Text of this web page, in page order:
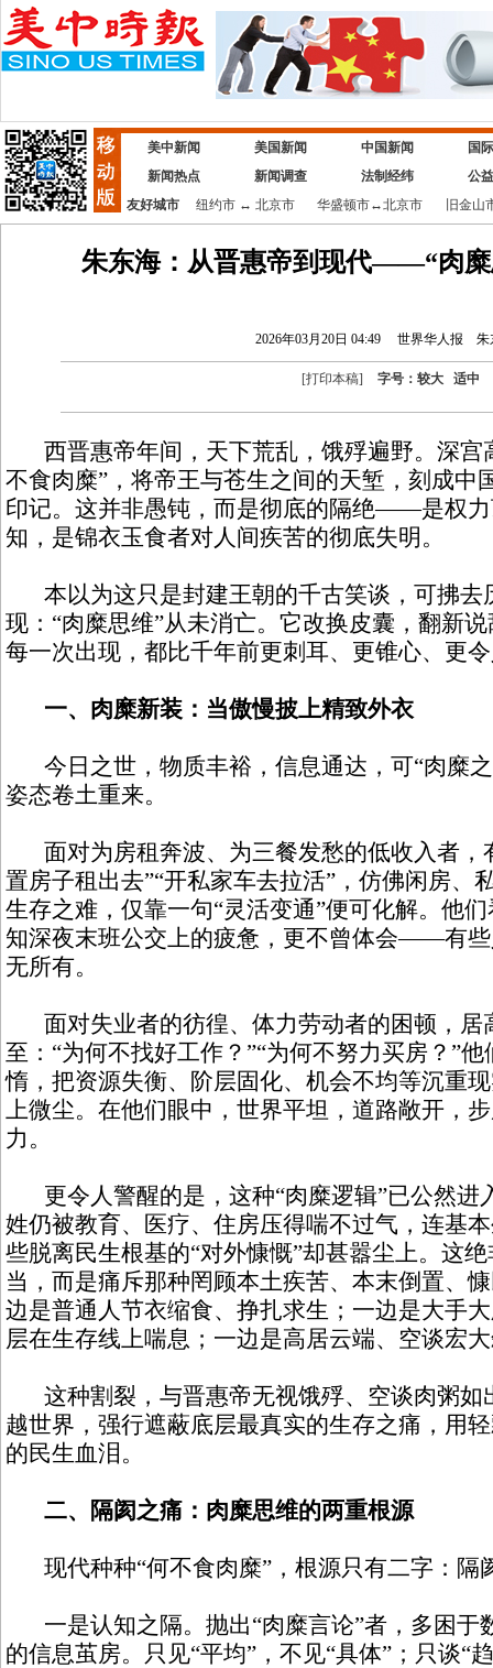
美中新闻 美国新闻 中国新闻
国
新闻热点
新闻调查 法制经纬
公
友好城市
纽约市↔ 北京市 华盛顿市↔北京市 旧金山
朱东海：从晋惠帝到现代——“肉糜
2026年03月20日 04:49 世界华人报 朱
[打印本稿] 字号： 较大 适中
西晋惠帝年间，天下荒乱，饿殍遍野。深宫
不食肉糜”，将帝王与苍生之间的天堑，刻成中
印记。这并非愚钝，而是彻底的隔绝——是权
知，是锦衣玉食者对人间疾苦的彻底失明。
本以为这只是封建王朝的千古笑谈，可拂去
现：“肉糜思维”从未消亡。它改换皮囊，翻新
每一次出现，都比千年前更刺耳、更锥心、更
一、肉糜新装：当傲慢披上精致外衣
今日之世，物质丰裕，信息通达，可“肉糜
姿态卷土重来。
面对为房租奔波、为三餐发愁的低收入者，
置房子租出去”“开私家车去拉活”，仿佛闲房、
生存之难，仅靠一句“灵活变通”便可化解。他
知深夜末班公交上的疲惫，更不曾体会——有些
无所有。
面对失业者的彷徨、体力劳动者的困顿，居
至：“为何不找好工作？”“为何不努力买房？”
惰，把资源失衡、阶层固化、机会不均等沉重
上微尘。在他们眼中，世界平坦，道路敞开，
力。
更令人警醒的是，这种“肉糜逻辑”已公然进
姓仍被教育、医疗、住房压得喘不过气，连基
些脱离民生根基的“对外慷慨”却甚嚣尘上。这
当，而是痛斥那种罔顾本土疾苦、本末倒置、
边是普通人节衣缩食、挣扎求生；一边是大手
层在生存线上喘息；一边是高居云端、空谈宏
这种割裂，与晋惠帝无视饿殍、空谈肉粥
越世界，强行遮蔽底层最真实的生存之痛，用
的民生血泪。
二、隔阂之痛：肉糜思维的两重根源
现代种种“何不食肉糜”，根源只有二字：隔
一是认知之隔。抛出“肉糜言论”者，多困于
的信息茧房。只见“平均”，不见“具体”；只谈“